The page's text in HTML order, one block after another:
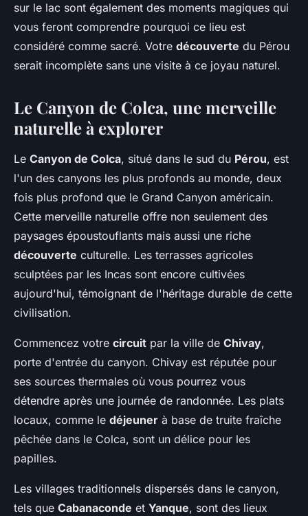
sur le lac sont également des moments magiques qui
vous feront comprendre pourquoi ce lieu est
considéré comme sacré. Votre découverte du Pérou
serait incomplète sans une visite à ce joyau naturel.
Le Canyon de Colca, une merveille
naturelle à explorer
Le Canyon de Colca, situé dans le sud du Pérou, est
l'un des canyons les plus profonds au monde, deux
fois plus profond que le Grand Canyon américain.
Cette merveille naturelle offre non seulement des
paysages époustouflants mais aussi une riche
découverte culturelle. Les terrasses agricoles
sculptées par les Incas sont encore cultivées
aujourd'hui, témoignant de l'héritage durable de cette
civilisation.
Commencez votre circuit par la ville de Chivay,
porte d'entrée du canyon. Chivay est réputée pour
ses sources thermales où vous pourrez vous
détendre après une journée de randonnée. Les plats
locaux, comme le déjeuner à base de truite fraîche
pêchée dans le Colca, sont un délice pour les
papilles.
Les villages traditionnels dispersés dans le canyon,
tels que Cabanaconde et Yanque, sont des lieux